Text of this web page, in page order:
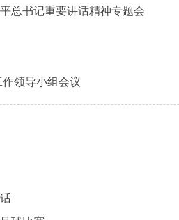
总书记重要讲话精神专题会
领导小组会议